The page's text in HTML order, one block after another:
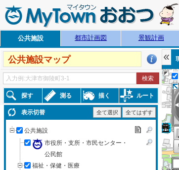
公共施設 都市計画図 景観計画
公共施設マップ
探す 測る 描く ルート
表示切替 全て選択 全てはずす
公共施設
市役所・支所・市民センター・
公民館
福祉・保健・医療